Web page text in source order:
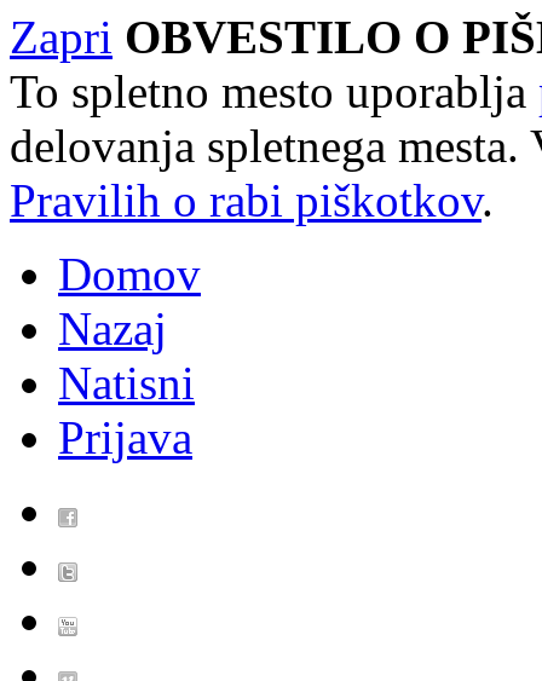
Zapri OBVESTILO O
To spletno mesto uporablja
delovanja spletnega
Pravilih o rabi piškotkov.
Domov
Nazaj
Natisni
Prijava